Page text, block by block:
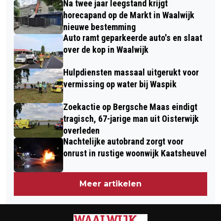
PLANTENRUILKASTEN WEG
Na twee jaar leegstand krijgt
horecapand op de Markt in Waalwijk
nieuwe bestemming
Auto ramt geparkeerde auto's en slaat
over de kop in Waalwijk
Hulpdiensten massaal uitgerukt voor
vermissing op water bij Waspik
Zoekactie op Bergsche Maas eindigt
tragisch, 67-jarige man uit Oisterwijk
overleden
Nachtelijke autobrand zorgt voor
onrust in rustige woonwijk Kaatsheuvel
Meer artikelen